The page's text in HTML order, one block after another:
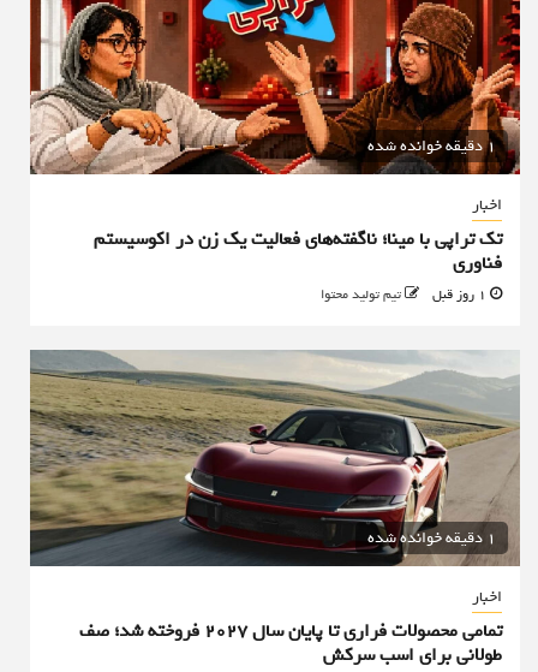
1 دقیقه خوانده شده
اخبار
تک تراپی با مینا؛ ناگفته‌های فعالیت یک زن در اکوسیستم
فناوری
تیم تولید محتوا
1 دقیقه خوانده شده
اخبار
تمامی محصولات فراری تا پایان سال ۲۰۲۷ فروخته شد؛ صف
طولانی برای اسب سرکش